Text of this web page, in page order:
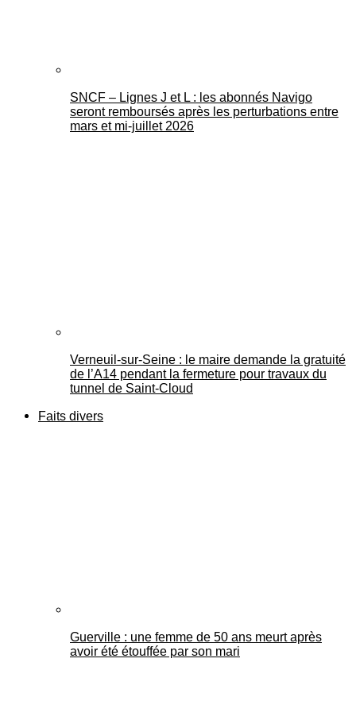
SNCF – Lignes J et L : les abonnés Navigo
seront remboursés après les perturbations entre
mars et mi-juillet 2026
Verneuil-sur-Seine : le maire demande la gratuité
de l’A14 pendant la fermeture pour travaux du
tunnel de Saint-Cloud
Faits divers
Guerville : une femme de 50 ans meurt après
avoir été étouffée par son mari